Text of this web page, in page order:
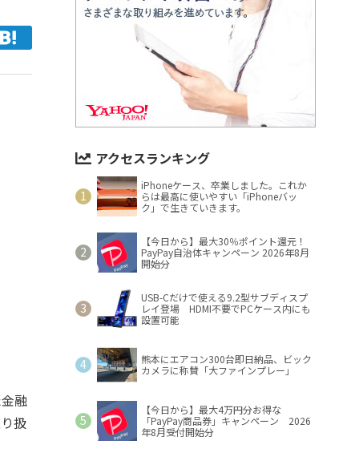
融
扱
アクセスランキング
iPhoneケース、卒業しました。これか
らは最高に使いやすい「iPhoneバッ
ク」で生きていきます。
【今日から】最大30％ポイント還元！
PayPay自治体キャンペーン 2026年8月
開始分
USB-Cだけで使える9.2型サブディスプ
レイ登場 HDMI不要でPCケース内にも
設置可能
熊本にエアコン300台即日納品、ビック
カメラに称賛「大ファインプレー」
【今日から】最大4万円分お得な
「PayPay商品券」キャンペーン 2026
年8月受付開始分